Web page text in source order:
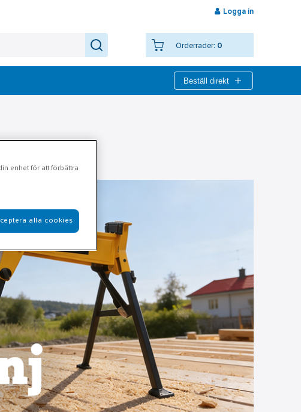
Logga in
Orderrader: 0
Beställ direkt
enhet för att förbättra
alla cookies